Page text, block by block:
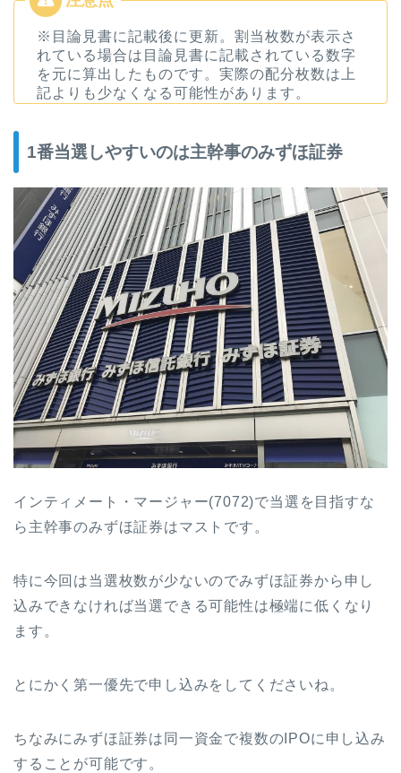
※目論見書に記載後に更新。割当枚数が表示さ
れている場合は目論見書に記載されている数字
を元に算出したものです。実際の配分枚数は上
記よりも少なくなる可能性があります。
1番当選しやすいのは主幹事のみずほ証券
インティメート・マージャー(7072)で当選を目指すな
ら主幹事のみずほ証券はマストです。
特に今回は当選枚数が少ないのでみずほ証券から申し
込みできなければ当選できる可能性は極端に低くなり
ます。
とにかく第一優先で申し込みをしてくださいね。
ちなみにみずほ証券は同一資金で複数のIPOに申し込み
することが可能です。